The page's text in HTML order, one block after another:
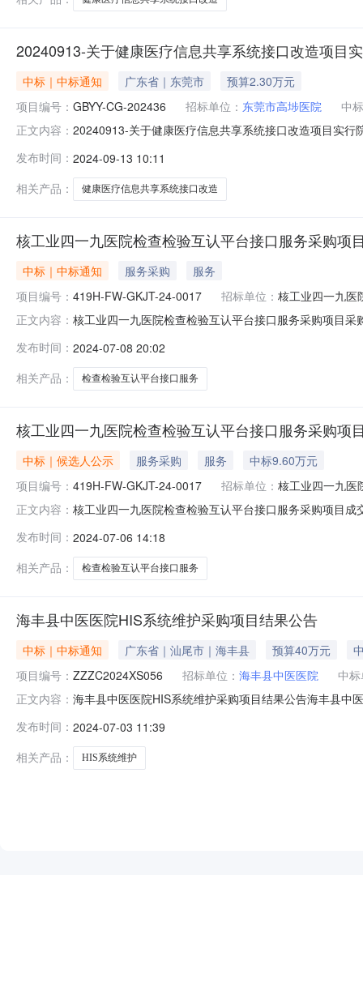
20240913-关于健康医疗信息共享系统接口改造项目
中标｜中标通知 广东省｜东莞市
预算2.30万元
项目编号： GBYY-CG-202436 招标单位： 东莞市高埗医院
中
正文内容： 20240913-关于健康医疗信息共享系统接口改造项目实
要求项目预算价23000元，要求详见《用户需求书》八
地址1：广州市白云区
发布时间： 2024-09-13 10:11
相关产品：
健康医疗信息共享系统接口改造
核工业四一九医院检查检验互认平台接口服务采购项
中标｜中标通知 服务采购
服务
项目编号： 419H-FW-GKJT-24-0017 招标单位： 核工业四一九医
正文内容： 核工业四一九医院检查检验互认平台接口服务采购项目
验互认平台接口服务采购项目[核工业四一九医院检查检
发布时间： 2024-07-08 20:02
相关产品：
检查检验互认平台接口服务
核工业四一九医院检查检验互认平台接口服务采购项
中标｜候选人公示 服务采购 服务
中标9.60万元
项目编号： 419H-FW-GKJT-24-0017 招标单位： 核工业四一九医
正文内容： 核工业四一九医院检查检验互认平台接口服务采购项目
束，评审委员会推荐成交候选人情况如下：序号成交候
发布时间： 2024-07-06 14:18
相关产品：
检查检验互认平台接口服务
海丰县中医医院HIS系统维护采购项目结果公告
中标｜中标通知 广东省｜汕尾市｜海丰县 预算40万元
项目编号： ZZZC2024XS056 招标单位： 海丰县中医医院
中
正文内容： 海丰县中医医院HIS系统维护采购项目结果公告海丰县中
ZZZC2024XS056）采用线上询价方式进行采购。现就
最
发布时间： 2024-07-03 11:39
相关产品：
HIS系统维护